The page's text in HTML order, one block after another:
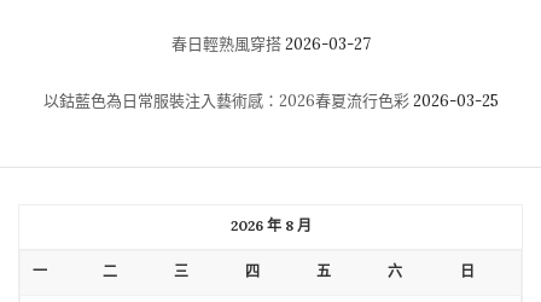
春日輕熟風穿搭 2026-03-27
以鈷藍色為日常服裝注入藝術感：2026春夏流行色彩 2026-03-25
2026 年 8 月
一 二 三 四 五 六 日